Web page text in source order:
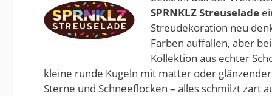
SPRNKLZ Streuselade
Streudekoration neu
Farben auffallen, aber
Kollektion aus echter
kleine runde Kugeln mit matter oder
Sterne und Schneeflocken – alles schmilzt zart